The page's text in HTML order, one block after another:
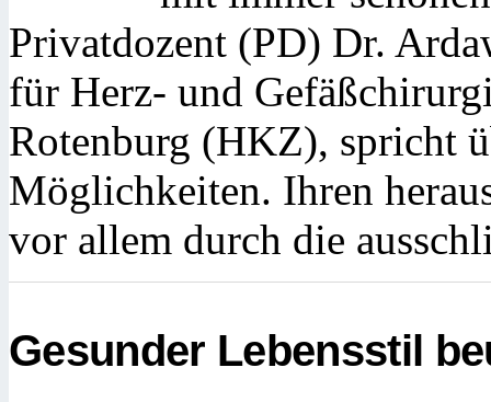
Privatdozent (PD) Dr.
für Herz- und
Rotenburg (HKZ), spricht
Möglichkeiten. Ihren
vor allem durch die
Gesunder Lebensstil